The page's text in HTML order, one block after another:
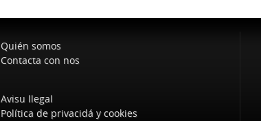
Quién somos
Contacta con nos
Avisu llegal
Política de privacidá y cookies